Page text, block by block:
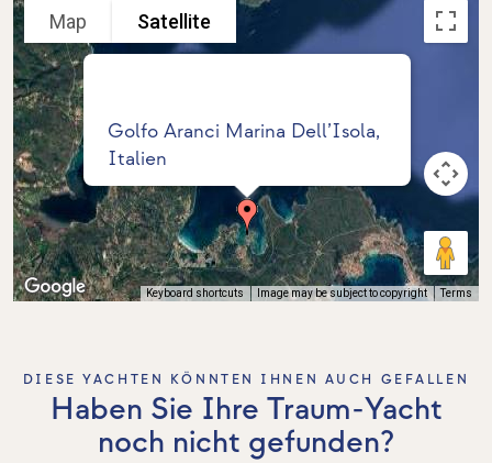
Golfo Aranci Marina Dell’Isola,
Italien
Map Satellite
Keyboard shortcuts Image may be subject to copyright Terms
DIESE YACHTEN KÖNNTEN IHNEN AUCH GEFALLEN
Haben Sie Ihre Traum-Yacht
noch nicht gefunden?